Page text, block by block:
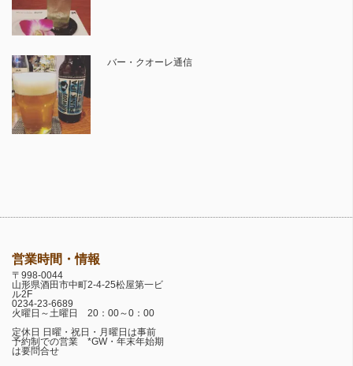
バー・クオーレ通信
営業時間・情報
〒998-0044
山形県酒田市中町2-4-25松屋第一ビ
ル2F
0234-23-6689
火曜日～土曜日 20：00～0：00
定休日 日曜・祝日・月曜日は事前
予約制での営業 *GW・年末年始期
は要問合せ